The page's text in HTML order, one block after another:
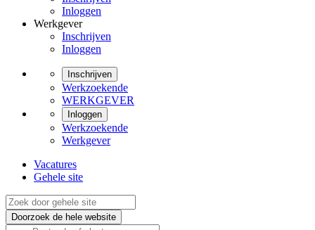
Inloggen
Werkgever
Inschrijven
Inloggen
Inschrijven
Werkzoekende
WERKGEVER
Inloggen
Werkzoekende
Werkgever
Vacatures
Gehele site